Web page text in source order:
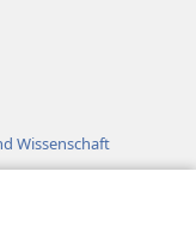
Wissenschaft